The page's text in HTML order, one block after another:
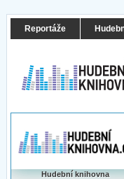
Reportáže
Hudební knihovna